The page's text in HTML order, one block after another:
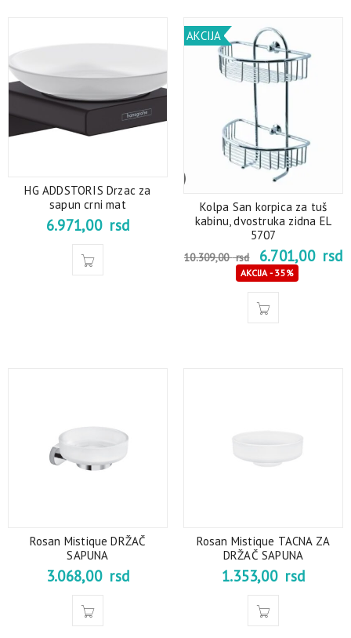
HG ADDSTORIS Drzac za
sapun crni mat
6.971,00 rsd
AKCIJA
Kolpa San korpica za tuš
kabinu, dvostruka zidna EL
5707
10.309,00rsd 6.701,00 rsd
AKCIJA - 35%
Rosan Mistique DRŽAČ
SAPUNA
3.068,00 rsd
Rosan Mistique TACNA ZA
DRŽAČ SAPUNA
1.353,00 rsd